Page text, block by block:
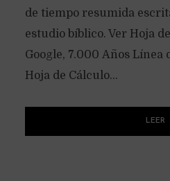
de tiempo resumida
estudio bíblico. Ver Hoja
Google, 7.000 Años Línea
Hoja de Cálculo...
LEER